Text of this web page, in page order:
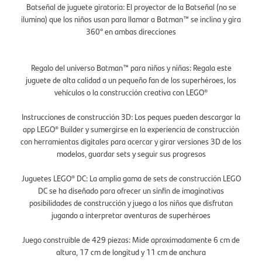
Batseñal de juguete giratoria: El proyector de la Batseñal (no se
ilumina) que los niños usan para llamar a Batman™ se inclina y gira
360° en ambas direcciones
Regalo del universo Batman™ para niños y niñas: Regala este
juguete de alta calidad a un pequeño fan de los superhéroes, los
vehículos o la construcción creativa con LEGO®
Instrucciones de construcción 3D: Los peques pueden descargar la
app LEGO® Builder y sumergirse en la experiencia de construcción
con herramientas digitales para acercar y girar versiones 3D de los
modelos, guardar sets y seguir sus progresos
Juguetes LEGO® DC: La amplia gama de sets de construcción LEGO
DC se ha diseñado para ofrecer un sinfín de imaginativas
posibilidades de construcción y juego a los niños que disfrutan
jugando a interpretar aventuras de superhéroes
Juego construible de 429 piezas: Mide aproximadamente 6 cm de
altura, 17 cm de longitud y 11 cm de anchura